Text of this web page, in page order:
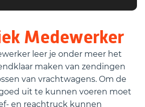
Medewerker
leer je onder meer het
maken van zendingen
van vrachtwagens. Om de
uit te kunnen voeren moet
en reachtruck kunnen